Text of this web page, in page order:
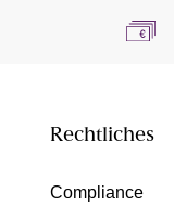
Rechtliches
Compliance